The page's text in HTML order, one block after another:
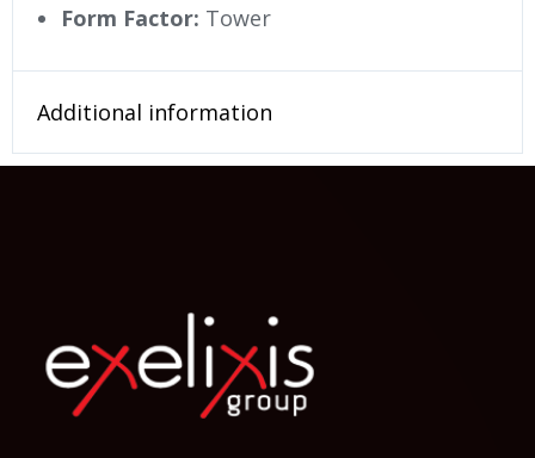
Form Factor: Tower
Additional information